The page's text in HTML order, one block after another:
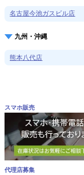
名古屋今池ガスビル店
九州・沖縄
熊本八代店
スマホ販売
代理店募集